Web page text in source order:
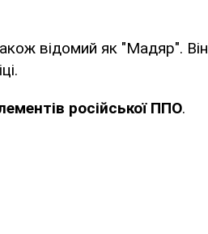
відомий як "Мадяр". Він
російської ППО.